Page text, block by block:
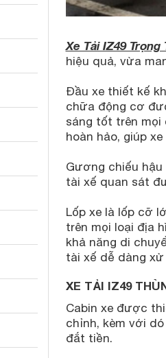
Xe Tải IZ49 Trọng
hiệu quả, vừa
Đầu xe thiết kế
chữa động cơ
sáng tốt trên
hoàn hảo, giúp
Gương chiếu
tài xế quan sát
Lốp xe là lốp cỡ
trên mọi loại địa
khả năng di
tài xế dễ dàng
XE TẢI IZ49
Cabin xe được
chỉnh, kèm với
đắt tiền.